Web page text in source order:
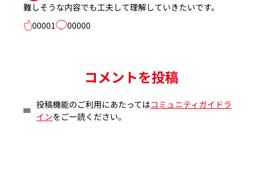
難しそうな内容でも工夫して理解していきたいです。
00001
00000
コメントを投稿
投稿機能のご利用にあたってはコミュニティガイドラ
インをご一読ください。